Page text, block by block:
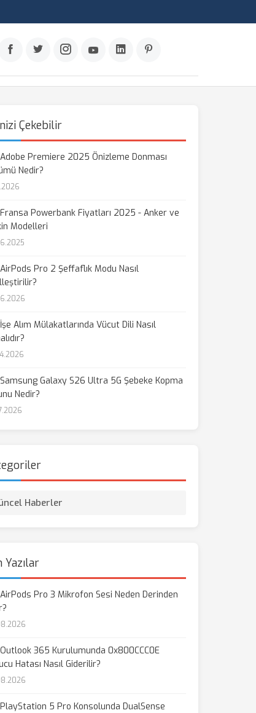
Çekebilir
Adobe Premiere 2025 Önizleme Donması
Nedir?
Fransa Powerbank Fiyatları 2025 - Anker ve
Modelleri
AirPods Pro 2 Şeffaflık Modu Nasıl
İşe Alım Mülakatlarında Vücut Dili Nasıl
Samsung Galaxy S26 Ultra 5G Şebeke Kopma
Nedir?
Haberler
Yazılar
AirPods Pro 3 Mikrofon Sesi Neden Derinden
Outlook 365 Kurulumunda 0x800CCC0E
Hatası Nasıl Giderilir?
PlayStation 5 Pro Konsolunda DualSense